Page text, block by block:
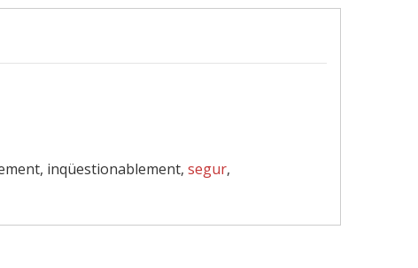
inqüestionablement, segur,